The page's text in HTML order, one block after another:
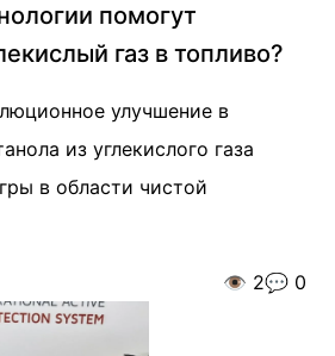
помогут
газ в топливо?
улучшение в
из углекислого газа
в области чистой
👁️ 2💬 0